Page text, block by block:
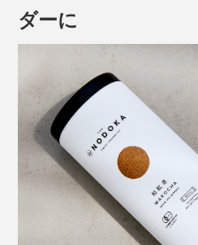
ウォーターボトル」は別売りです
そこは、無農薬有機でおいし
件と自然に恵まれた環境です。
農薬・化学肥料を一切使用
お茶は、国内でわずか3
ダーに